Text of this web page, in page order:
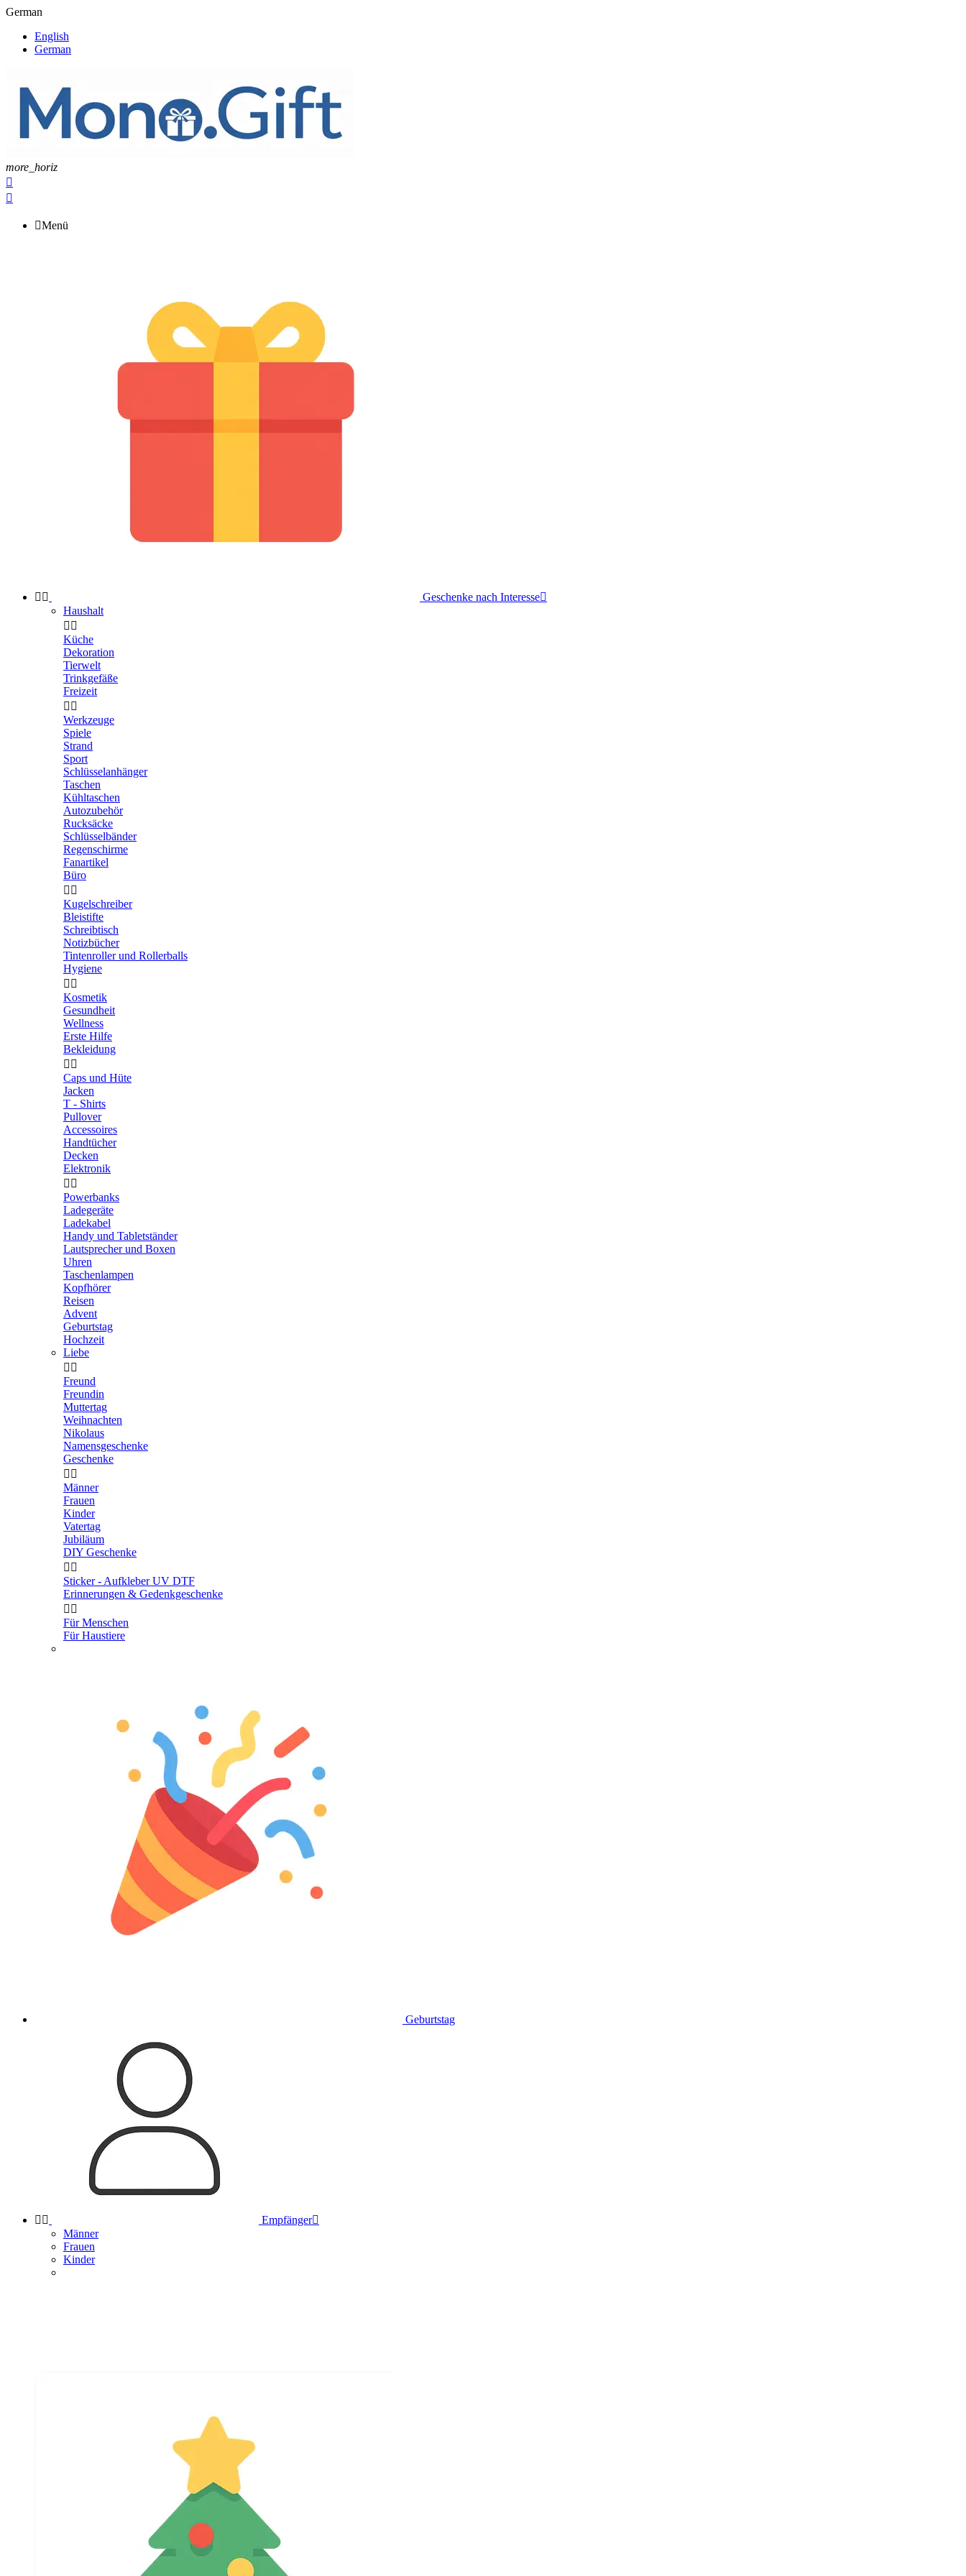
German
English
German
more_horiz


Menü
  Geschenke nach Interesse
Haushalt
 
Küche
Dekoration
Tierwelt
Trinkgefäße
Freizeit
 
Werkzeuge
Spiele
Strand
Sport
Schlüsselanhänger
Taschen
Kühltaschen
Autozubehör
Rucksäcke
Schlüsselbänder
Regenschirme
Fanartikel
Büro
 
Kugelschreiber
Bleistifte
Schreibtisch
Notizbücher
Tintenroller und Rollerballs
Hygiene
 
Kosmetik
Gesundheit
Wellness
Erste Hilfe
Bekleidung
 
Caps und Hüte
Jacken
T - Shirts
Pullover
Accessoires
Handtücher
Decken
Elektronik
 
Powerbanks
Ladegeräte
Ladekabel
Handy und Tabletständer
Lautsprecher und Boxen
Uhren
Taschenlampen
Kopfhörer
Reisen
Advent
Geburtstag
Hochzeit
Liebe
 
Freund
Freundin
Muttertag
Weihnachten
Nikolaus
Namensgeschenke
Geschenke
 
Männer
Frauen
Kinder
Vatertag
Jubiläum
DIY Geschenke
 
Sticker - Aufkleber UV DTF
Erinnerungen & Gedenkgeschenke
 
Für Menschen
Für Haustiere
Geburtstag
  Empfänger
Männer
Frauen
Kinder